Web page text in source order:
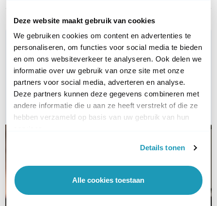
Deze website maakt gebruik van cookies
We gebruiken cookies om content en advertenties te
personaliseren, om functies voor social media te bieden
en om ons websiteverkeer te analyseren. Ook delen we
informatie over uw gebruik van onze site met onze
partners voor social media, adverteren en analyse.
Deze partners kunnen deze gegevens combineren met
andere informatie die u aan ze heeft verstrekt of die ze
hebben verzameld op basis van uw gebruik van hun
Details tonen
Alle cookies toestaan
WIL JIJ ADVIES OP MAAT?
Vraag het onze experts!
Bel ons
E-mail